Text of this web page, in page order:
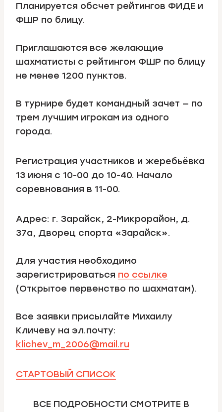
Планируется обсчет рейтингов ФИДЕ и
ФШР по блицу.
Приглашаются все желающие
шахматисты с рейтингом ФШР по блицу
не менее 1200 пунктов.
В турнире будет командный зачет — по
трем лучшим игрокам из одного
города.
Регистрация участников и жеребьёвка
13 июня с 10-00 до 10-40. Начало
соревнования в 11-00.
Адрес: г. Зарайск, 2-Микрорайон, д.
37а, Дворец спорта «Зарайск».
Для участия необходимо
зарегистрироваться по ссылке
(Открытое первенство по шахматам).
Все заявки присылайте Михаилу
Кличеву на эл.почту:
klichev_m_2006@mail.ru
СТАРТОВЫЙ СПИСОК
ВСЕ ПОДРОБНОСТИ СМОТРИТЕ В